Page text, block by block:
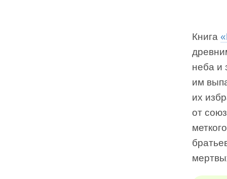
Книга
неба и
им
их
от